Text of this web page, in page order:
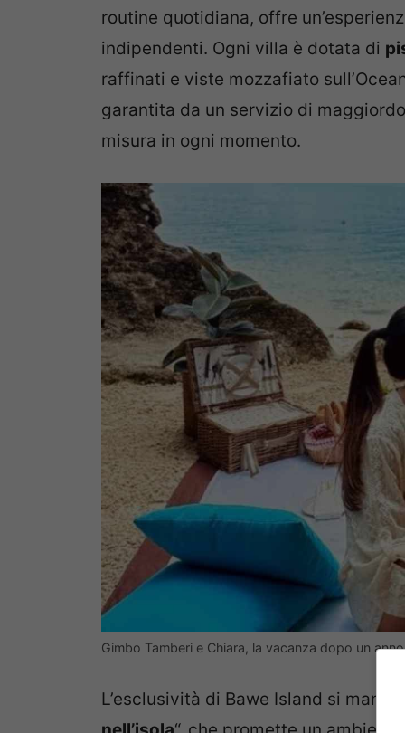
routine quotidiana, offre
indipendenti. Ogni villa è dotata di
raffinati e viste mozzafiato
garantita da un servizio di
misura in ogni momento.
Gimbo Tamberi e Chiara, la vacanza dopo un
L’esclusività di Bawe Island si